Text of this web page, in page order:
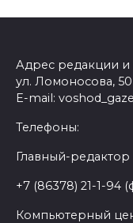
Адрес редакции и
ул. Ломоносова, 50
E-mail:
Телефоны:
Главный-
+7 (86378) 21-1-94
Компьютерный